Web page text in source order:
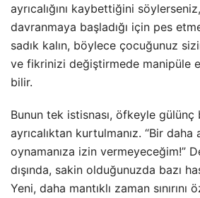
ayrıcalığını kaybettiğini
davranmaya başladığı için pes
sadık kalın, böylece çocuğunuz
ve fikrinizi değiştirmede manipüle
bilir.
Bunun tek istisnası, öfkeyle gülünç
ayrıcalıktan kurtulmanız. “Bir daha
oynamanıza izin vermeyeceğim!”
dışında, sakin olduğunuzda bazı
Yeni, daha mantıklı zaman sınırını